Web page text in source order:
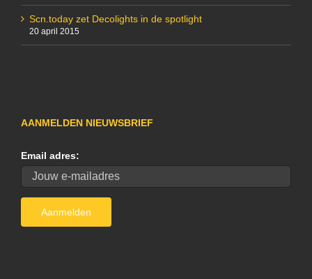
Scn.today zet Decolights in de spotlight
20 april 2015
AANMELDEN NIEUWSBRIEF
Email adres: